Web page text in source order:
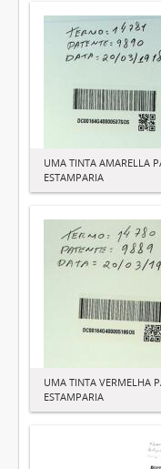
UMA TINTA AMARELLA
ESTAMPARIA
UMA TINTA VERMELHA
ESTAMPARIA